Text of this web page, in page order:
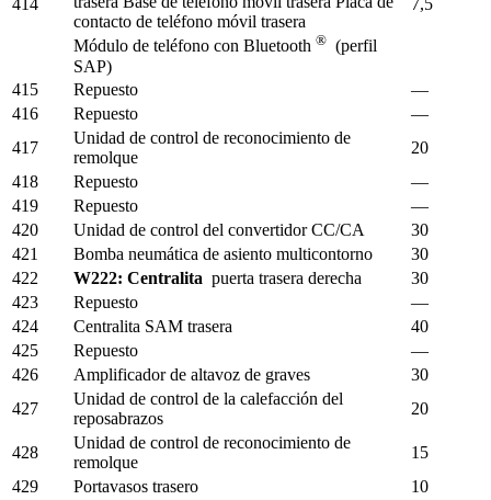
414
contacto de teléfono móvil trasera
Módulo de teléfono con Bluetooth ® (perfil
SAP)
7,5
415 Repuesto
—
416
Repuesto
—
417
Unidad de control de reconocimiento de
remolque
20
418
Repuesto
—
419
Repuesto
—
420
Unidad de control del convertidor CC/CA
30
421
Bomba neumática de asiento multicontorno
30
422
W222: Centralita puerta trasera derecha
30
423
Repuesto
—
424
Centralita SAM trasera
40
425
Repuesto
—
426
Amplificador de altavoz de graves
30
427
Unidad de control de la calefacción del
reposabrazos
20
428
Unidad de control de reconocimiento de
remolque
15
429
Portavasos trasero 10